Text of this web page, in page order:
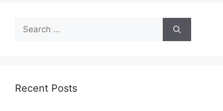
Search
for:
Recent Posts